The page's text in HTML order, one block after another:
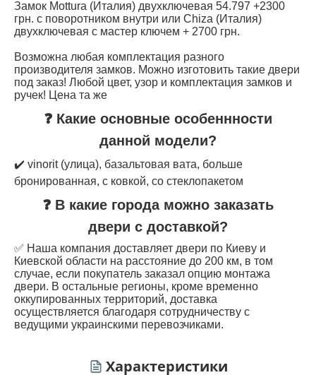
Замок Mottura (Италия) двухключевая 54.797 +2300
грн. с поворотником внутри или Chiza (Италия)
двухключевая с мастер ключем + 2700 грн.
Возможна любая комплектация разного
производителя замков. Можно изготовить такие двери
под заказ! Любой цвет, узор и комплектация замков и
ручек! Цена та же
❓ Какие основные особеннности
данной модели?
✔️ vinorit (улица), базальтовая вата, больше
бронированная, с ковкой, со стеклопакетом
❓ В какие города можно заказать
двери с доставкой?
✅ Наша компания доставляет двери по Киеву и
Киевской области на расстояние до 200 км, в том
случае, если покупатель заказал опцию монтажа
двери. В остальные регионы, кроме временно
оккупированных территорий, доставка
осуществляется благодаря сотрудничеству с
ведущими украинскими перевозчиками.
Характеристики